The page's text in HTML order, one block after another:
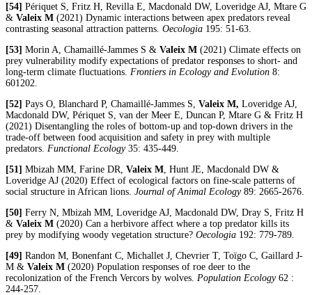
[54] Périquet S, Fritz H, Revilla E, Macdonald DW, Loveridge AJ, Mtare G
& Valeix M (2021) Dynamic interactions between apex predators reveal
contrasting seasonal attraction patterns. Oecologia 195: 51-63.
[53] Morin A, Chamaillé-Jammes S & Valeix M (2021) Climate effects on
prey vulnerability modify expectations of predator responses to short- and
long-term climate fluctuations. Frontiers in Ecology and Evolution 8:
601202.
[52] Pays O, Blanchard P, Chamaillé-Jammes S, Valeix M, Loveridge AJ,
Macdonald DW, Périquet S, van der Meer E, Duncan P, Mtare G & Fritz H
(2021) Disentangling the roles of bottom-up and top-down drivers in the
trade-off between food acquisition and safety in prey with multiple
predators. Functional Ecology35: 435-449.
[51] Mbizah MM, Farine DR, Valeix M , Hunt JE, Macdonald DW &
Loveridge AJ (2020) Effect of ecological factors on fine-scale patterns of
social structure in African lions. Journal of Animal Ecology89: 2665-2676.
[50] Ferry N, Mbizah MM, Loveridge AJ, Macdonald DW, Dray S, Fritz H
& Valeix M (2020) Can a herbivore affect where a top predator kills its
prey by modifying woody vegetation structure? Oecologia 192: 779-789
[49] Randon M, Bonenfant C, Michallet J, Chevrier T, Toïgo C, Gaillard J-
M & Valeix M (2020) Population responses of roe deer to the
recolonization of the French Vercors by wolves. Population Ecology 62 :
244-257.